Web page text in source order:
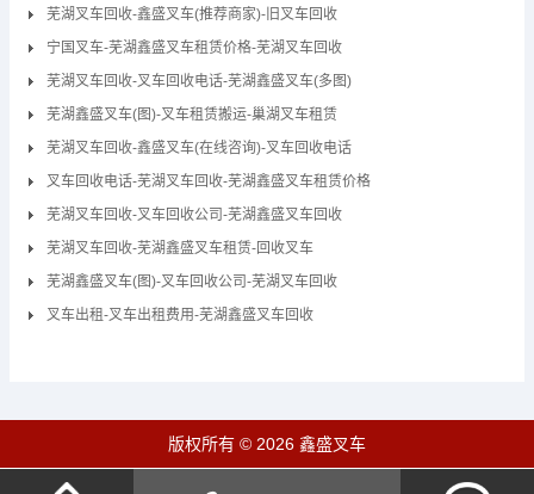
芜湖叉车回收-鑫盛叉车(推荐商家)-旧叉车回收
宁国叉车-芜湖鑫盛叉车租赁价格-芜湖叉车回收
芜湖叉车回收-叉车回收电话-芜湖鑫盛叉车(多图)
芜湖鑫盛叉车(图)-叉车租赁搬运-巢湖叉车租赁
芜湖叉车回收-鑫盛叉车(在线咨询)-叉车回收电话
叉车回收电话-芜湖叉车回收-芜湖鑫盛叉车租赁价格
芜湖叉车回收-叉车回收公司-芜湖鑫盛叉车回收
芜湖叉车回收-芜湖鑫盛叉车租赁-回收叉车
芜湖鑫盛叉车(图)-叉车回收公司-芜湖叉车回收
叉车出租-叉车出租费用-芜湖鑫盛叉车回收
版权所有 © 2026 鑫盛叉车